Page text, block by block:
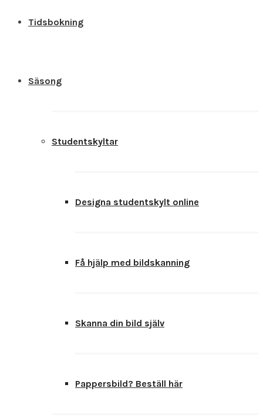
Tidsbokning
Säsong
Studentskyltar
Designa studentskylt online
Få hjälp med bildskanning
Skanna din bild själv
Pappersbild? Beställ här